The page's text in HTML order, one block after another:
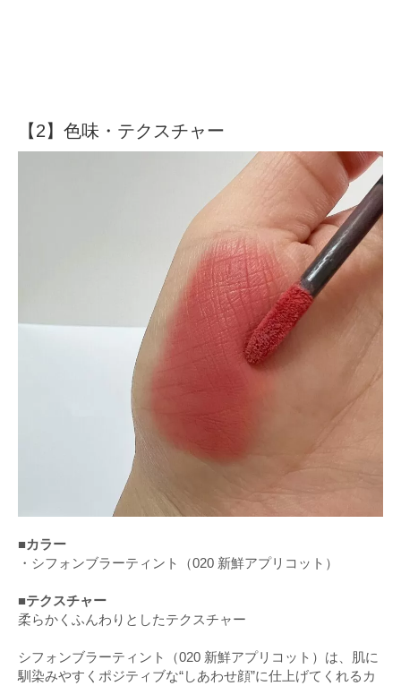
【2】色味・テクスチャー
■カラー
・シフォンブラーティント（020 新鮮アプリコット）
■テクスチャー
柔らかくふんわりとしたテクスチャー
シフォンブラーティント（020 新鮮アプリコット）は、肌に
馴染みやすくポジティブな“しあわせ顔”に仕上げてくれるカ